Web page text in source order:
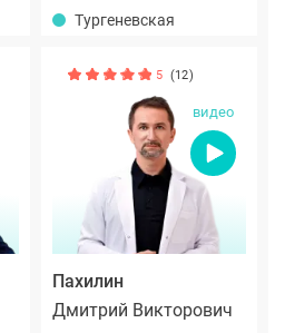
Тургеневская
5 (12)
видео
Пахилин
Дмитрий Викторович